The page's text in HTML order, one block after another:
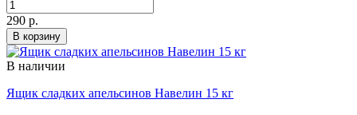
290 р.
В корзину
В наличии
Ящик сладких апельсинов Навелин 15 кг